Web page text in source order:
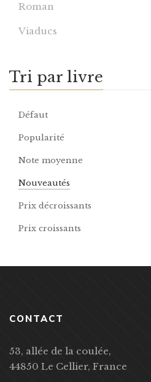
Roman
Viaducs
Tri par livre
Défaut
Popularité
Note moyenne
Nouveautés
Prix décroissants
Prix croissants
CONTACT
53, allée de la coulée,
44850 Le Cellier, France